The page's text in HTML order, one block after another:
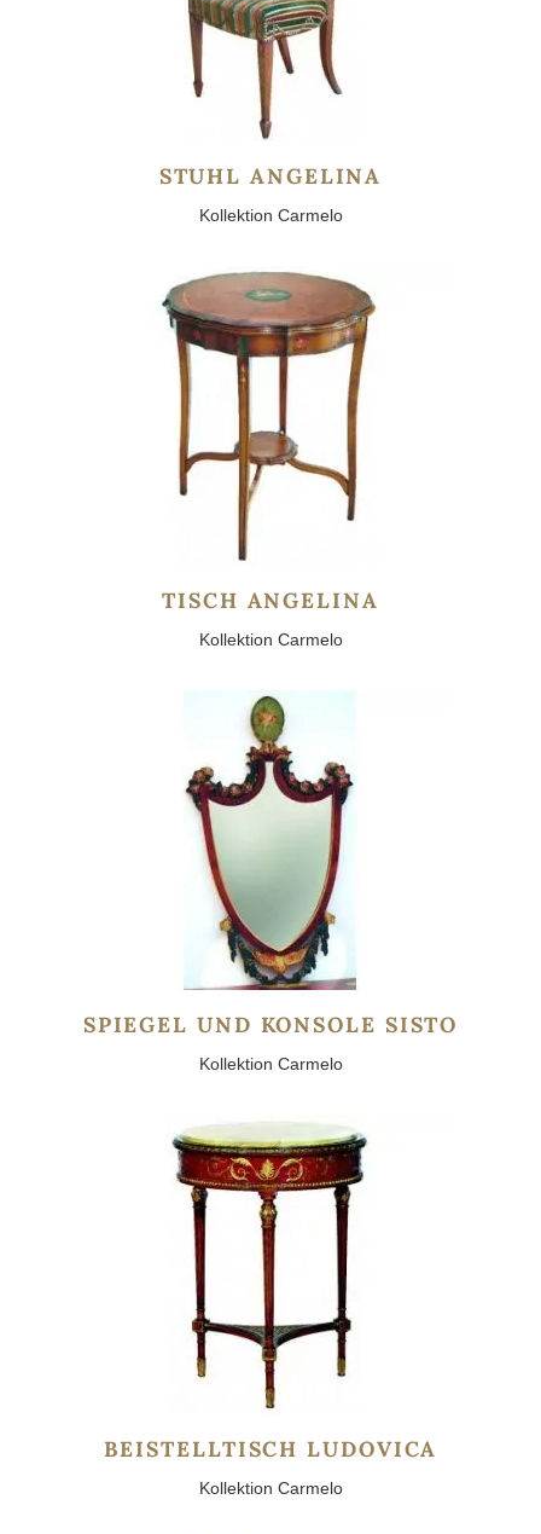
STUHL ANGELINA
Kollektion Carmelo
TISCH ANGELINA
Kollektion Carmelo
SPIEGEL UND KONSOLE SISTO
Kollektion Carmelo
BEISTELLTISCH LUDOVICA
Kollektion Carmelo